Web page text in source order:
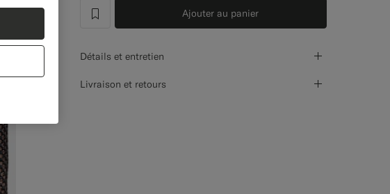
label.header.wishlist
Ajouter au panier
Détails et entretien
Livraison et retours